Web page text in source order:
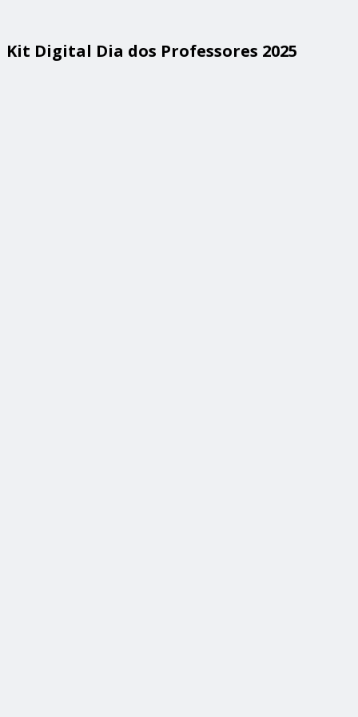
Kit Digital Dia dos Professores 2025